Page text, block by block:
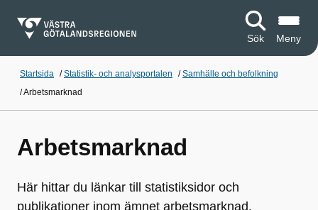
Sök Meny
Startsida /Statistik- och analysportalen /Samhälle och befolkning
/Arbetsmarknad
Arbetsmarknad
Här hittar du länkar till statistiksidor och
publikationer inom ämnet arbetsmarknad.